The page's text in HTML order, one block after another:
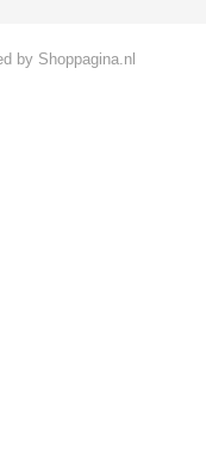
by Shoppagina.nl